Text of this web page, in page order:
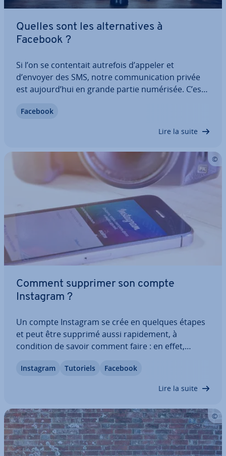
Quelles sont les al­ter­na­tives à
Facebook ?
Si l’on se con­ten­tait autrefois d’appeler et
d’envoyer des SMS, notre com­mu­ni­ca­tion privée
est aujourd’hui en grande partie numérisée. C’est
plus de la pro­tec­tion des données et de la vie
Facebook
Lire la suite
Comment supprimer son compte
Instagram ?
Un compte Instagram se crée en quelques étapes
et peut être supprimé aussi ra­pi­de­ment, à
condition de savoir comment faire : en effet,
compliqué. Découvrez comment supprimer de
Instagram Tutoriels Facebook
Lire la suite